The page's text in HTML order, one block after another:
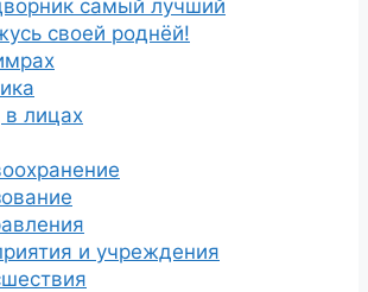
самый лучший
своей роднёй!
в лицах
и учреждения